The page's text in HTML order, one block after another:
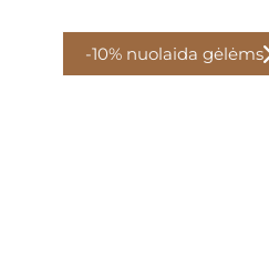
-10% nuolaida gėlėms